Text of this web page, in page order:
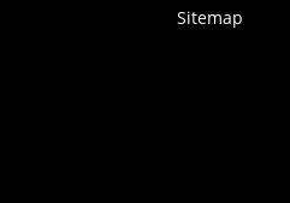
Sitemap